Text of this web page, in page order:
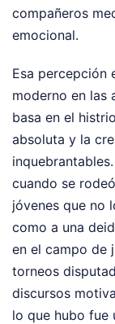
compañeros
emocional.
Esa percepción
moderno en las
basa en el
absoluta y la
cuando se
jóvenes que no
como a una
en el campo de
torneos
discursos
lo que hubo fue